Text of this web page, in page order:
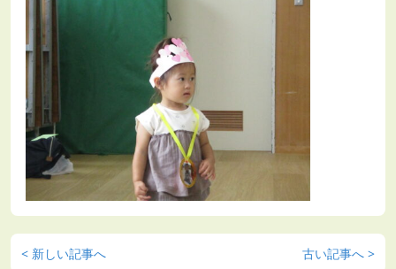
< 新しい記事へ 古い記事へ >